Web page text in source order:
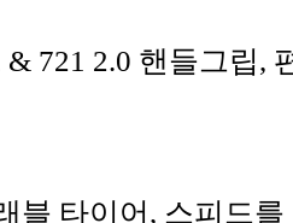
721 2.0 핸들그립,
블 타이어, 스피드를